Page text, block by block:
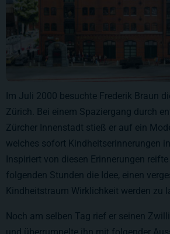
Im Juli 2000 besuchte Frederik Braun
Zürich. Bei einem Spaziergang durch
Zürcher Innenstadt stieß er auf ein
welches sofort Kindheitserinnerungen
Inspiriert von diesen Erinnerungen
folgenden Stunden die Idee, einen
Kindheitstraum Wirklichkeit werden zu
Noch am selben Tag rief er seinen